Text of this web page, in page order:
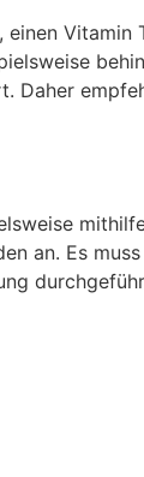
Daher
an. Es